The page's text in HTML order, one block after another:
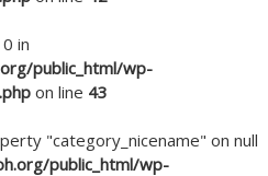
in
public_html/wp-
on line 43
"category_nicename" on null
public_html/wp-